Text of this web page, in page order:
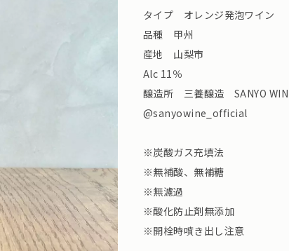
タイプ オレンジ発泡ワイン
品種 甲州
産地 山梨市
Alc 11％
醸造所 三養醸造 SANYO
@sanyowine_official
※炭酸ガス充填法
※無補酸、無補糖
※無濾過
※酸化防止剤無添加
※開栓時噴き出し注意